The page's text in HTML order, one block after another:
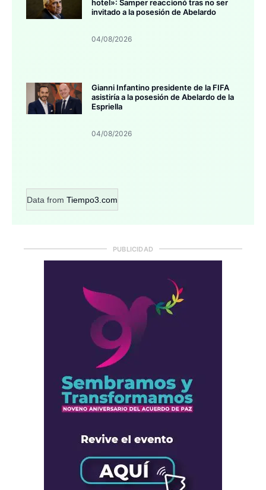
hotel»: Samper reaccionó tras no ser
invitado a la posesión de Abelardo
04/08/2026
Gianni Infantino presidente de la FIFA
asistiría a la posesión de Abelardo de la
Espriella
04/08/2026
Data from Tiempo3.com
PUBLICIDAD